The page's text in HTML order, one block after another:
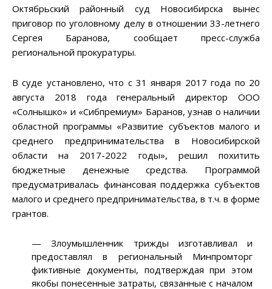
Октябрьский районный суд Новосибирска вынес
приговор по уголовному делу в отношении 33-летнего
Сергея Баранова, сообщает пресс-служба
региональной прокуратуры.
В суде установлено, что с 31 января 2017 года по 20
августа 2018 года генеральный директор ООО
«Солнышко» и «Сибпремиум» Баранов, узнав о наличии
областной программы «Развитие субъектов малого и
среднего предпринимательства в Новосибирской
области на 2017-2022 годы», решил похитить
бюджетные денежные средства. Программой
предусматривалась финансовая поддержка субъектов
малого и среднего предпринимательства, в т.ч. в форме
грантов.
— Злоумышленник трижды изготавливал и
предоставлял в региональный Минпромторг
фиктивные документы, подтверждая при этом
якобы понесенные затраты, связанные с началом